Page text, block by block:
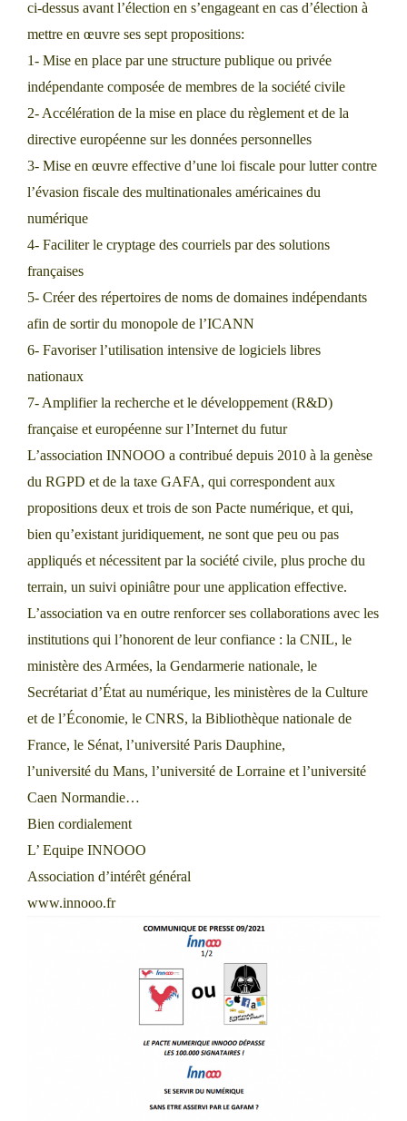
ci-dessus avant l’élection en s’engageant en cas d’élection à
mettre en œuvre ses sept propositions:
1- Mise en place par une structure publique ou privée
indépendante composée de membres de la société civile
2- Accélération de la mise en place du règlement et de la
directive européenne sur les données personnelles
3- Mise en œuvre effective d’une loi fiscale pour lutter contre
l’évasion fiscale des multinationales américaines du
numérique
4- Faciliter le cryptage des courriels par des solutions
françaises
5- Créer des répertoires de noms de domaines indépendants
afin de sortir du monopole de l’ICANN
6- Favoriser l’utilisation intensive de logiciels libres
nationaux
7- Amplifier la recherche et le développement (R&D)
française et européenne sur l’Internet du futur
L’association INNOOO a contribué depuis 2010 à la genèse
du RGPD et de la taxe GAFA, qui correspondent aux
propositions deux et trois de son Pacte numérique, et qui,
bien qu’existant juridiquement, ne sont que peu ou pas
appliqués et nécessitent par la société civile, plus proche du
terrain, un suivi opiniâtre pour une application effective.
L’association va en outre renforcer ses collaborations avec les
institutions qui l’honorent de leur confiance : la CNIL, le
ministère des Armées, la Gendarmerie nationale, le
Secrétariat d’État au numérique, les ministères de la Culture
et de l’Économie, le CNRS, la Bibliothèque nationale de
France, le Sénat, l’université Paris Dauphine,
l’université du Mans, l’université de Lorraine et l’université
Caen Normandie…
Bien cordialement
L’ Equipe INNOOO
Association d’intérêt général
www.innooo.fr